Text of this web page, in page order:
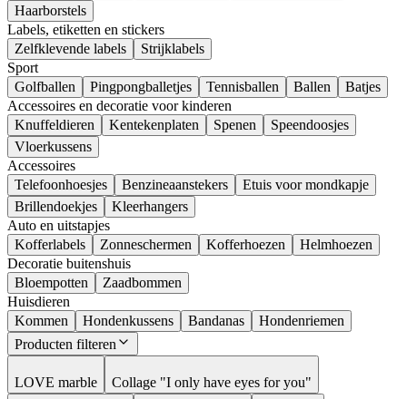
Haarborstels
Labels, etiketten en stickers
Zelfklevende labels
Strijklabels
Sport
Golfballen
Pingpongballetjes Tennisballen Ballen
Batjes
Accessoires en decoratie voor kinderen
Knuffeldieren
Kentekenplaten Spenen
Speendoosjes
Vloerkussens
Accessoires
Telefoonhoesjes
Benzineaanstekers
Etuis voor mondkapje
Brillendoekjes
Kleerhangers
Auto en uitstapjes
Kofferlabels
Zonneschermen Kofferhoezen
Helmhoezen
Decoratie buitenshuis
Bloempotten
Zaadbommen
Huisdieren
Kommen
Hondenkussens Bandanas
Hondenriemen
Producten filteren
LOVE marble Collage "I only have eyes for you"